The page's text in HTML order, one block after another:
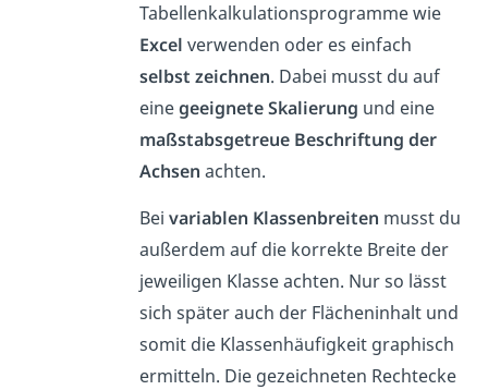
Tabellenkalkulationsprogramme wie
Excel verwenden oder es einfach
selbst zeichnen. Dabei musst du auf
einegeeignete Skalierung und eine
maßstabsgetreue Beschriftung der
Achsen achten.
Bei variablen Klassenbreiten musst du
außerdem auf die korrekte Breite der
jeweiligen Klasse achten. Nur so lässt
sich später auch der Flächeninhalt und
somit die Klassenhäufigkeit graphisch
ermitteln. Die gezeichneten Rechtecke